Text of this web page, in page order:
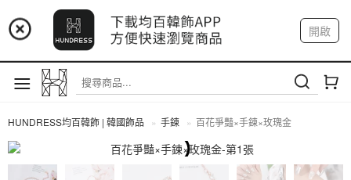
📢 市集預告：9/4-9/6 淡水捷運站
📢 市集預告：9/12-9/13 八里海巡基地
📢 市集預告：8/22-8/23 桃園青埔置地廣場
開啟
註冊 我的帳戶
HUNDRESS均百韓飾 | 韓國飾品 手鍊 百花爭豔×手鍊×玫瑰金